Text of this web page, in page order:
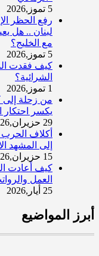
5 تموز,2026
رفع الحظر
لبنان .. هل
مع الخليج؟
5 تموز,2026
كيف فقدت
الشرائية؟
1 تموز,2026
من زحلة إلى
يكسر احتكار
29 حزيران,2026
أكلاف الحرب
إلى المشهد
15 حزيران,2026
كيف أعادت
العمل
25 أيار,2026
أبرز المواضيع